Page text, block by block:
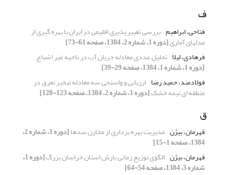
ف
فتاحی، ابراهیم بررسی تغییر پذیری اقلیمی در ایران با بهره گیری از
مدل‏های آماری[دوره 1، شماره 2، 1384، صفحه 61-73]
فرهادی، لیلا تحلیل عددی معادله جریان آب در ناحیه غیر اشباع
[دوره 1، شماره 1، 1384، صفحه 29-39]
فولادمند، حمید رضا ارزیابی و واسنجی سه معادله تبخیر تعرق در
منطقه ای نیمه خشک[دوره 1، شماره 2، 1384، صفحه 123-128]
ق
قهرمان، بیژن مدیریت بهره برداری از مخازن سدها [دوره 1، شماره 2،
1384، صفحه 1-15]
قهرمان، بیژن الگوی توزیع زمانی بارش استان خراسان بزرگ [دوره 1،
شماره 3، 1384، صفحه 54-64]